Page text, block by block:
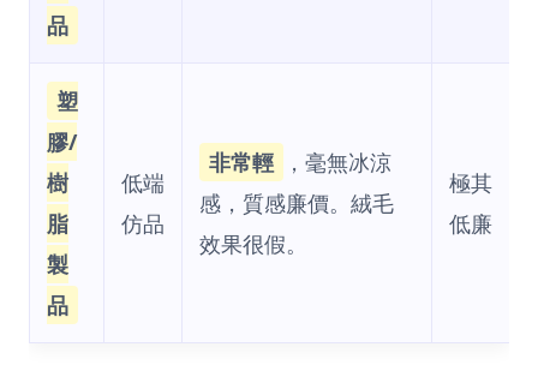
品
塑
膠/
樹
脂
製
品
低端
仿品
非常輕
，毫無冰涼
感，質感廉價。絨毛
效果很假。
極其
低廉